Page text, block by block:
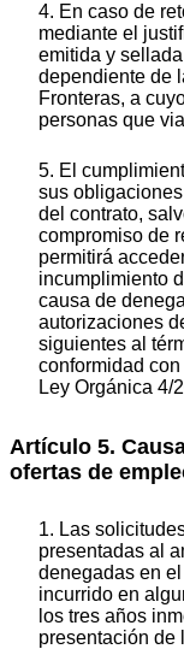
4. En caso de
mediante el
emitida y
dependiente de
Fronteras, a
personas que
5. El
sus
del contrato,
compromiso de
permitirá
incumplimiento
causa de
autorizaciones
siguientes al
conformidad
Ley Orgánica 4/
Artículo 5.
ofertas de
1. Las
presentadas al
denegadas en
incurrido en
los tres años
presentación de